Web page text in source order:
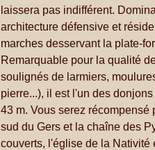
laissera pas indifférent.
architecture défensive et
marches desservant la plate-
Remarquable pour la qualité
soulignés de larmiers,
pierre...), il est l'un des
43 m. Vous serez
sud du Gers et la chaîne des
couverts, l'église de la Nativité